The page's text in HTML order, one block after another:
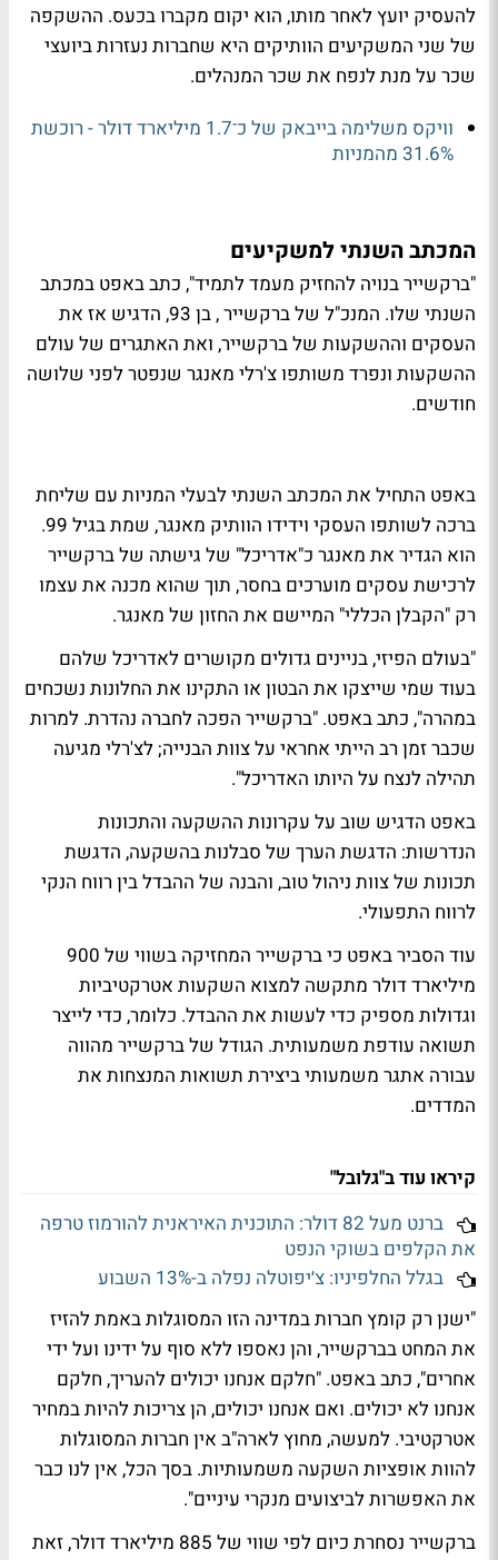
להעסיק יועץ לאחר מותו, הוא יקום מקברו בכעס. ההשקפה
של שני המשקיעים הוותיקים היא שחברות נעזרות ביועצי
שכר על מנת לנפח את שכר המנהלים.
וויקס משלימה בייבאק של כ־1.7 מיליארד דולר - רוכשת
31.6% מהמניות
המכתב השנתי למשקיעים
"ברקשייר בנויה להחזיק מעמד לתמיד", כתב באפט במכתב
השנתי שלו. המנכ"ל של ברקשייר , בן 93, הדגיש אז את
העסקים וההשקעות של ברקשייר, ואת האתגרים של עולם
ההשקעות ונפרד משותפו צ'רלי מאנגר שנפטר לפני שלושה
חודשים.
באפט התחיל את המכתב השנתי לבעלי המניות עם שליחת
ברכה לשותפו העסקי וידידו הוותיק מאנגר, שמת בגיל 99.
הוא הגדיר את מאנגר כ"אדריכל" של גישתה של ברקשייר
לרכישת עסקים מוערכים בחסר, תוך שהוא מכנה את עצמו
רק "הקבלן הכללי" המיישם את החזון של מאנגר.
"בעולם הפיזי, בניינים גדולים מקושרים לאדריכל שלהם
בעוד שמי שייצקו את הבטון או התקינו את החלונות נשכחים
במהרה", כתב באפט. "ברקשייר הפכה לחברה נהדרת. למרות
שכבר זמן רב הייתי אחראי על צוות הבנייה; לצ'רלי מגיעה
תהילה לנצח על היותו האדריכל".
באפט הדגיש שוב על עקרונות ההשקעה והתכונות
הנדרשות: הדגשת הערך של סבלנות בהשקעה, הדגשת
תכונות של צוות ניהול טוב, והבנה של ההבדל בין רווח הנקי
לרווח התפעולי.
עוד הסביר באפט כי ברקשייר המחזיקה בשווי של 900
מיליארד דולר מתקשה למצוא השקעות אטרקטיביות
וגדולות מספיק כדי לעשות את ההבדל. כלומר, כדי לייצר
תשואה עודפת משמעותית. הגודל של ברקשייר מהווה
עבורה אתגר משמעותי ביצירת תשואות המנצחות את
המדדים.
קיראו עוד ב"גלובל"
ברנט מעל 82 דולר: התוכנית האיראנית להורמוז טרפה
את הקלפים בשוקי הנפט
בגלל החלפיניו: צ׳יפוטלה נפלה ב-13% השבוע
"ישנן רק קומץ חברות במדינה הזו המסוגלות באמת להזיז
את המחט בברקשייר, והן נאספו ללא סוף על ידינו ועל ידי
אחרים", כתב באפט. "חלקם אנחנו יכולים להעריך, חלקם
אנחנו לא יכולים. ואם אנחנו יכולים, הן צריכות להיות במחיר
אטרקטיבי. למעשה, מחוץ לארה"ב אין חברות המסוגלות
להוות אופציות השקעה משמעותיות. בסך הכל, אין לנו כבר
את האפשרות לביצועים מנקרי עיניים".
ברקשייר נסחרת כיום לפי שווי של 885 מיליארד דולר, זאת